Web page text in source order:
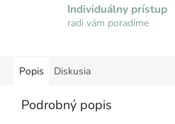
Individuálny prístup
radi vám poradíme
Popis Diskusia
Podrobný popis